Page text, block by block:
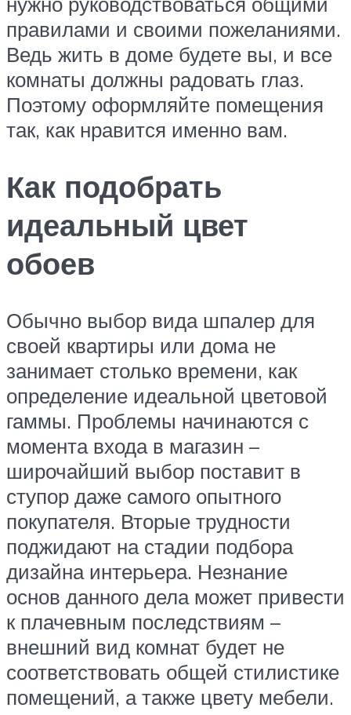
правилами и своими пожеланиями.
Ведь жить в доме будете вы, и все
комнаты должны радовать глаз.
Поэтому оформляйте помещения
так, как нравится именно вам.
Как подобрать
идеальный цвет
обоев
Обычно выбор вида шпалер для
своей квартиры или дома не
занимает столько времени, как
определение идеальной цветовой
гаммы. Проблемы начинаются с
момента входа в магазин –
широчайший выбор поставит в
ступор даже самого опытного
покупателя. Вторые трудности
поджидают на стадии подбора
дизайна интерьера. Незнание
основ данного дела может привести
к плачевным последствиям –
внешний вид комнат будет не
соответствовать общей стилистике
помещений, а также цвету мебели.